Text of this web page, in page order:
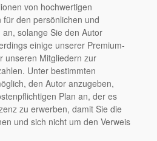
von hochwertigen
für den persönlichen und
solange Sie den Autor
einige unserer Premium-
unseren Mitgliedern zur
Unter bestimmten
den Autor anzugeben,
Plan an, der es
zu erwerben, damit Sie die
und sich nicht um den Verweis